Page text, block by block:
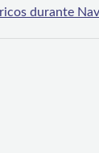
durante